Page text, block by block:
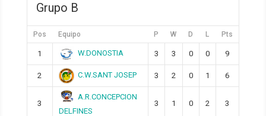
Grupo B
Pos Equipo P W D L Pts
1 W.DONOSTIA 3 3 0 0 9
2 C.W.SANT JOSEP 3 2 0 1 6
3
A.R.CONCEPCION
DELFINES
3 1 0 2 3